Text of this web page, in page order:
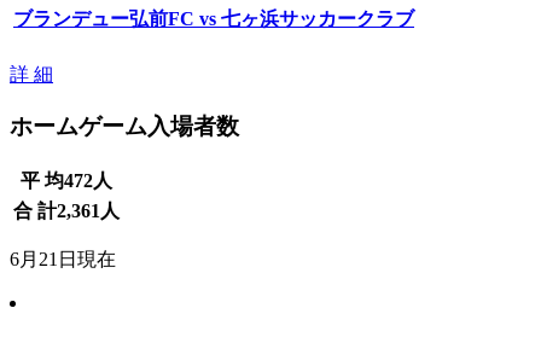
ブランデュー弘前FC vs 七ヶ浜サッカークラブ
詳 細
ホームゲーム入場者数
平 均472人
合 計2,361 人
6月21日現在